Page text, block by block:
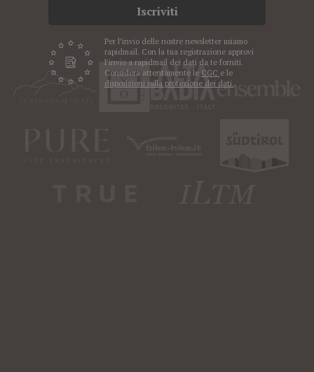
Iscriviti
Per l’invio delle nostre newsletter usiamo
rapidmail. Con la tua registrazione approvi
l’invio a rapidmail dei dati da te forniti.
Considera attentamente le CGC e le
disposizioni sulla protezione dei dati .